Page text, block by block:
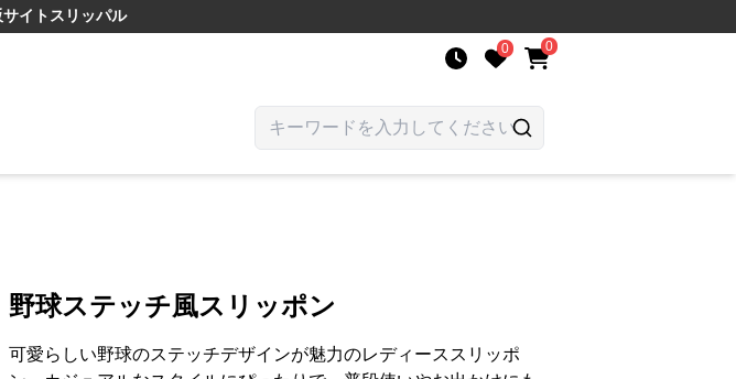
イト スリッパル
0 0
野球ステッチ風スリッポン
可愛らしい野球のステッチデザインが魅力のレディーススリッポ